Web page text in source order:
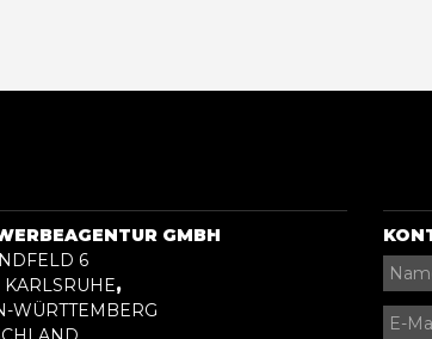
GMBH
6
KARLSRUHE,
WÜRTTEMBERG